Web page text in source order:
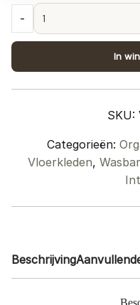
x
cm
-
In
SKU:
Categorieën:
Vloerkleden,
Beschrijving